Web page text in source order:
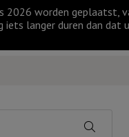
2026 worden geplaatst,
langer duren dan dat